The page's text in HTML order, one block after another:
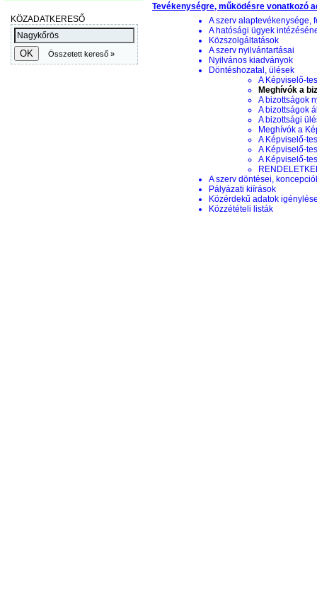
Tevékenységre, működésre vonatkozó
A szerv alaptevékenysége,
A hatósági ügyek
Közszolgáltatások
A szerv nyilvántartásai
Nyilvános kiadványok
Döntéshozatal, ülések
A Képviselő-
Meghívók a
A bizottságok
A bizottságok
A bizottsági
Meghívók a
A Képviselő-
A Képviselő-
A Képviselő-
A szerv döntései,
Pályázati kiírások
Közérdekű adatok
Közzétételi listák